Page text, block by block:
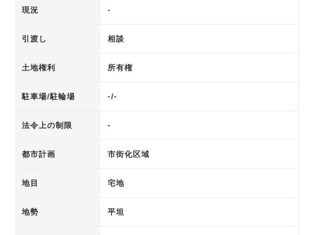
現況 -
引渡し 相談
土地権利 所有権
駐車場/駐輪場 -/-
法令上の制限 -
都市計画 市街化区域
地目 宅地
地勢 平坦